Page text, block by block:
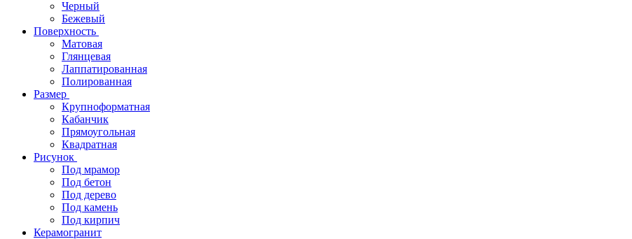
Черный
Бежевый
Поверхность
Матовая
Глянцевая
Лаппатированная
Полированная
Размер
Крупноформатная
Кабанчик
Прямоугольная
Квадратная
Рисунок
Под мрамор
Под бетон
Под дерево
Под камень
Под кирпич
Керамогранит